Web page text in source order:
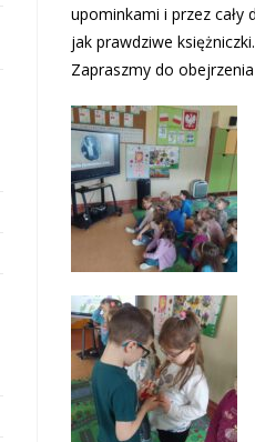
upominkami i przez cały
jak prawdziwe księżniczki.
Zapraszmy do